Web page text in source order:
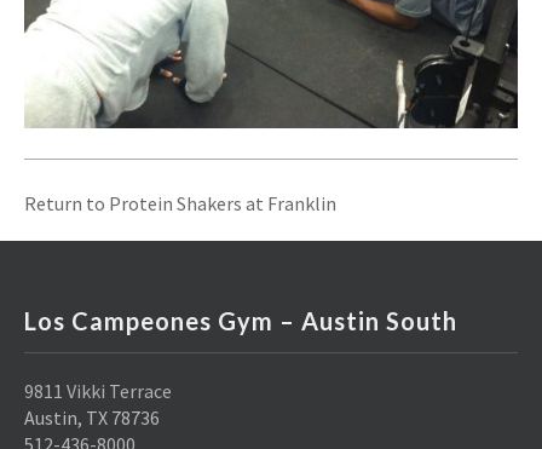
Return to Protein Shakers at Franklin
Los Campeones Gym – Austin South
9811 Vikki Terrace
Austin, TX 78736
512-436-8000